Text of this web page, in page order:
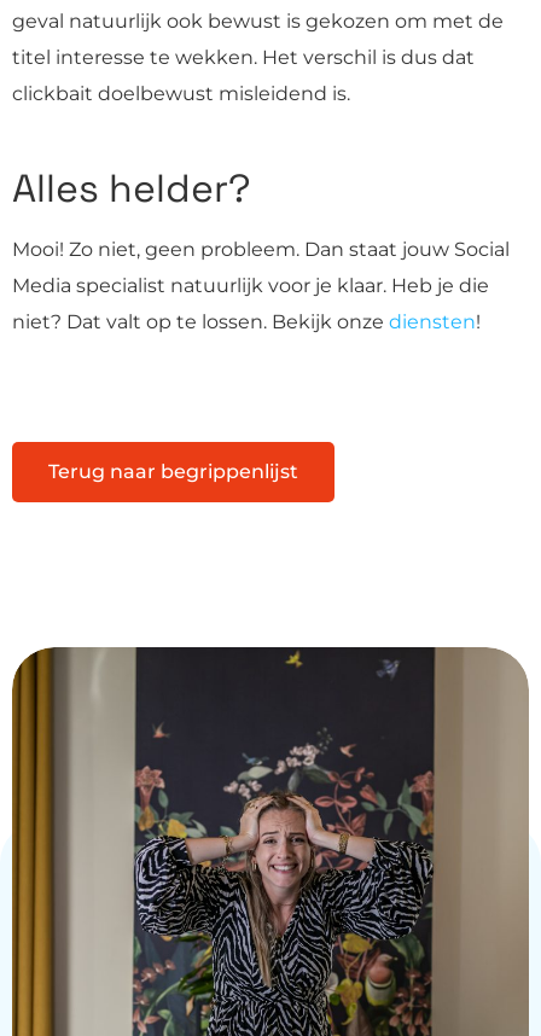
geval natuurlijk ook bewust is gekozen om met de
titel interesse te wekken. Het verschil is dus dat
clickbait doelbewust misleidend is.
Alles helder?
Mooi! Zo niet, geen probleem. Dan staat jouw Social
Media specialist natuurlijk voor je klaar. Heb je die
niet? Dat valt op te lossen. Bekijk onze diensten!
Terug naar begrippenlijst